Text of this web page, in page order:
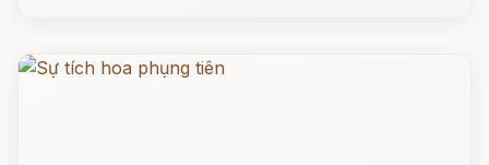
những luống hoa chăm sóc cho những cây